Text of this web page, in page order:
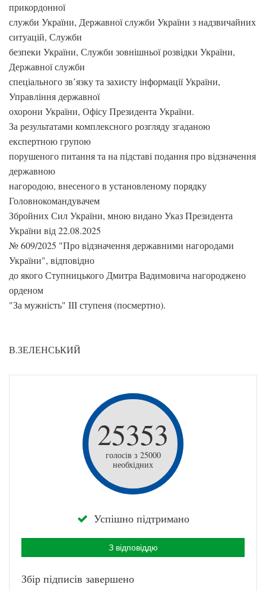
прикордонної
служби України, Державної служби України з надзвичайних
ситуацій, Служби
безпеки України, Служби зовнішньої розвідки України,
Державної служби
спеціального зв’язку та захисту інформації України,
Управління державної
охорони України, Офісу Президента України.
За результатами комплексного розгляду згаданою
експертною групою
порушеного питання та на підставі подання про відзначення
державною
нагородою, внесеного в установленому порядку
Головнокомандувачем
Збройних Сил України, мною видано Указ Президента
України від 22.08.2025
№ 609/2025 "Про відзначення державними нагородами
України", відповідно
до якого Ступницького Дмитра Вадимовича нагороджено
орденом
"За мужність" ІІІ ступеня (посмертно).
В.ЗЕЛЕНСЬКИЙ
25353
голосів з 25000
необхідних
Успішно підтримано
З відповіддю
Збір підписів завершено